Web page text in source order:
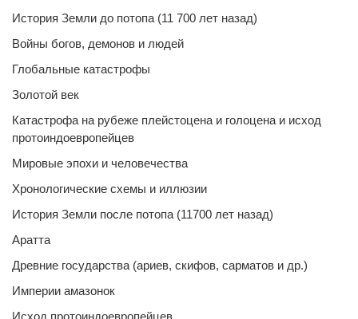
История Земли до потопа (11 700 лет назад)
Войны богов, демонов и людей
Глобальные катастрофы
Золотой век
Катастрофа на рубеже плейстоцена и голоцена и исход
протоиндоевропейцев
Мировые эпохи и человечества
Хронологические схемы и иллюзии
История Земли после потопа (11700 лет назад)
Аратта
Древние государства (ариев, скифов, сарматов и др.)
Империи амазонок
Исход протоиндоевропейцев